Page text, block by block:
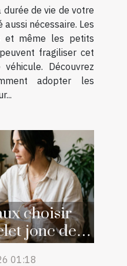
de vie de votre
aussi nécessaire. Les
et même les petits
fragiliser cet
Découvrez
adopter les
choisir
jonc de
01:18